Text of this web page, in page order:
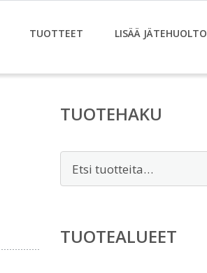
TUOTTEET LISÄÄ JÄTEHUOLTO
TUOTEHAKU
TUOTEALUEET